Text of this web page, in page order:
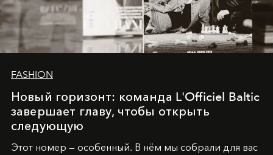
FASHION
Новый горизонт: команда L'Officiel Baltic
завершает главу, чтобы открыть
следующую
Этот номер — особенный. В нём мы собрали для вас